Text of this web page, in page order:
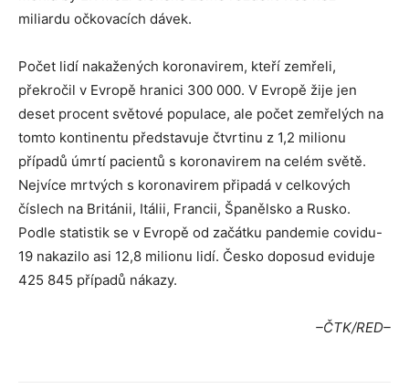
miliardu očkovacích dávek.
Počet lidí nakažených koronavirem, kteří zemřeli,
překročil v Evropě hranici 300 000. V Evropě žije jen
deset procent světové populace, ale počet zemřelých na
tomto kontinentu představuje čtvrtinu z 1,2 milionu
případů úmrtí pacientů s koronavirem na celém světě.
Nejvíce mrtvých s koronavirem připadá v celkových
číslech na Británii, Itálii, Francii, Španělsko a Rusko.
Podle statistik se v Evropě od začátku pandemie covidu-
19 nakazilo asi 12,8 milionu lidí. Česko doposud eviduje
425 845 případů nákazy.
–ČTK/RED–